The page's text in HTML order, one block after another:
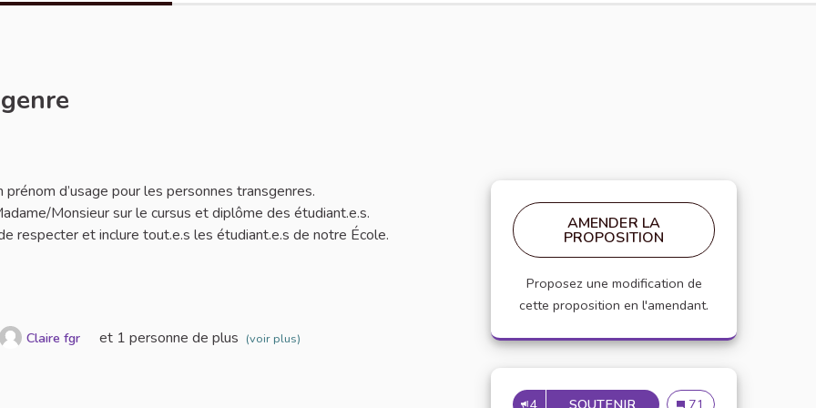
d’usage pour les personnes transgenres.
Monsieur sur le cursus et diplôme des étudiant.e.s.
respecter et inclure tout.e.s les étudiant.e.s de notre École.
Claire fgr et 1 personne de plus (voir plus)
AMENDER LA
PROPOSITION
Proposez une modification de
cette proposition en l'amendant.